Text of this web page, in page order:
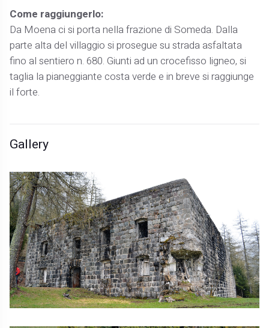
Come raggiungerlo:
Da Moena ci si porta nella frazione di Someda. Dalla
parte alta del villaggio si prosegue su strada asfaltata
fino al sentiero n. 680. Giunti ad un crocefisso ligneo, si
taglia la pianeggiante costa verde e in breve si raggiunge
il forte.
Gallery